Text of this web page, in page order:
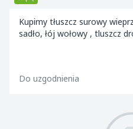
Kupimy tłuszcz surowy
sadło, łój wołowy , tluszcz
Do uzgodnienia